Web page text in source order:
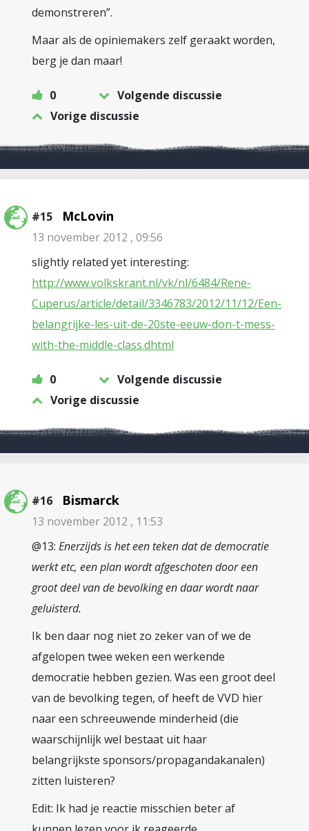
demonstreren”.
Maar als de opiniemakers zelf geraakt worden,
berg je dan maar!
0
Volgende discussie
Vorige discussie
#15 McLovin
13 november 2012 , 09:56
slightly related yet interesting:
http://www.volkskrant.nl/vk/nl/6484/Rene-
Cuperus/article/detail/3346783/2012/11/12/Een-
belangrijke-les-uit-de-20ste-eeuw-don-t-mess-
with-the-middle-class.dhtml
0
Volgende discussie
Vorige discussie
#16 Bismarck
13 november 2012 , 11:53
@13: Enerzijds is het een teken dat de democratie
werkt etc, een plan wordt afgeschoten door een
groot deel van de bevolking en daar wordt naar
geluisterd.
Ik ben daar nog niet zo zeker van of we de
afgelopen twee weken een werkende
democratie hebben gezien. Was een groot deel
van de bevolking tegen, of heeft de VVD hier
naar een schreeuwende minderheid (die
waarschijnlijk wel bestaat uit haar
belangrijkste sponsors/propagandakanalen)
zitten luisteren?
Edit: Ik had je reactie misschien beter af